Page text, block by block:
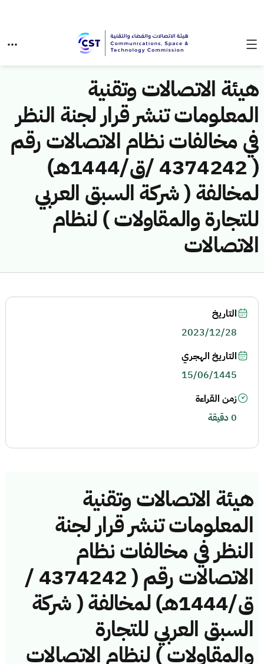
هيئة الاتصالات وتقنية
المعلومات تنشر قرار لجنة النظر
في مخالفات نظام الاتصالات رقم
( 4374242 /ق/1444هـ)
لمخالفة ( شركة السبق العربي
للتجارة والمقاولات ) لنظام
الاتصالات
هيئة الاتصالات وتقنية
المعلومات تنشر قرار لجنة
النظر في مخالفات نظام
الاتصالات رقم ( 4374242 /
ق/1444هـ) لمخالفة ( شركة
السبق العربي للتجارة
والمقاولات ) لنظام الاتصالات
التاريخ
2023/12/28
التاريخ الهجري
15/06/1445
زمن القراءة
0 دقيقة